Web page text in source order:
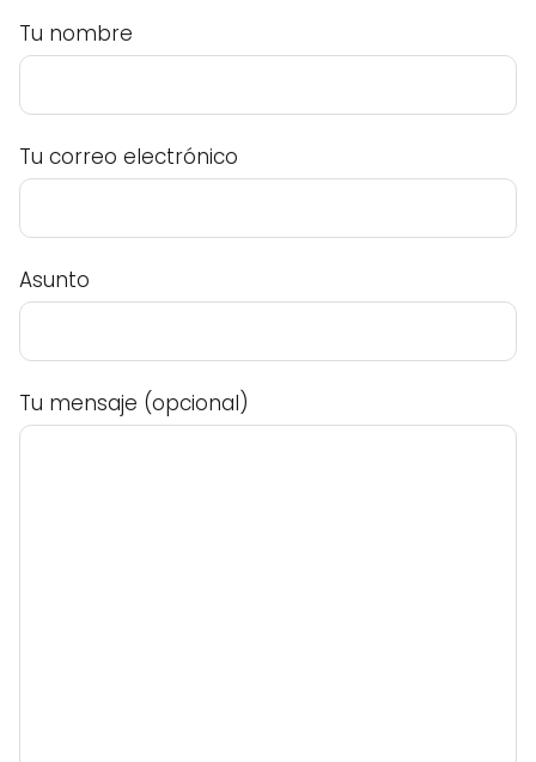
Tu nombre
Tu correo electrónico
Asunto
Tu mensaje (opcional)